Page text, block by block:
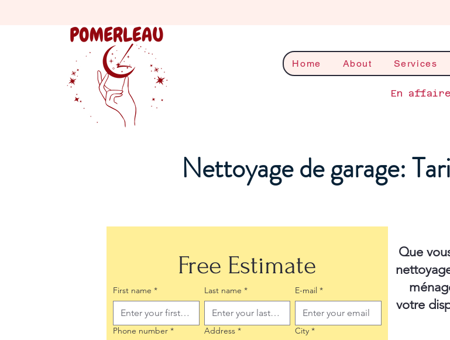
Home About Services
En
Nettoyage de garage:
Free Estimate
First name * Last name * E-mail *
Phone number * Address * City *
Que
votre